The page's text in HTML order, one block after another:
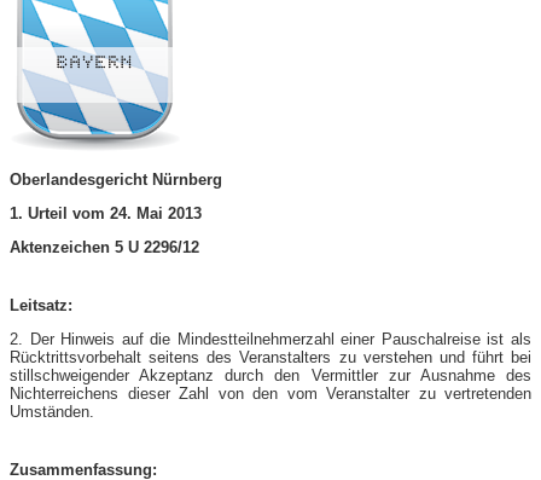
Oberlandesgericht Nürnberg
1. Urteil vom 24. Mai 2013
Aktenzeichen 5 U 2296/12
Leitsatz:
2. Der Hinweis auf die Mindestteilnehmerzahl einer Pauschalreise ist als
Rücktrittsvorbehalt seitens des Veranstalters zu verstehen und führt bei
stillschweigender Akzeptanz durch den Vermittler zur Ausnahme des
Nichterreichens dieser Zahl von den vom Veranstalter zu vertretenden
Umständen.
Zusammenfassung: